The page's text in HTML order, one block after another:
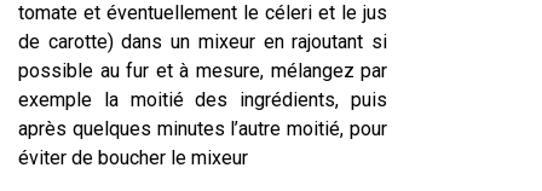
tomate et éventuellement le céleri et le jus
de carotte) dans un mixeur en rajoutant si
possible au fur et à mesure, mélangez par
exemple la moitié des ingrédients, puis
après quelques minutes l’autre moitié, pour
éviter de boucher le mixeur